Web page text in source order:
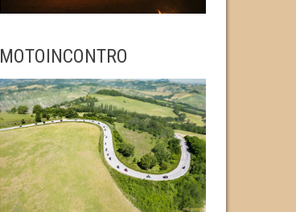
MOTOINCONTRO